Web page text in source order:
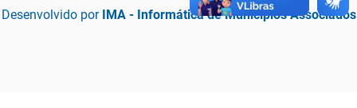
Desenvolvido por IMA - Informática de Municípios Associados